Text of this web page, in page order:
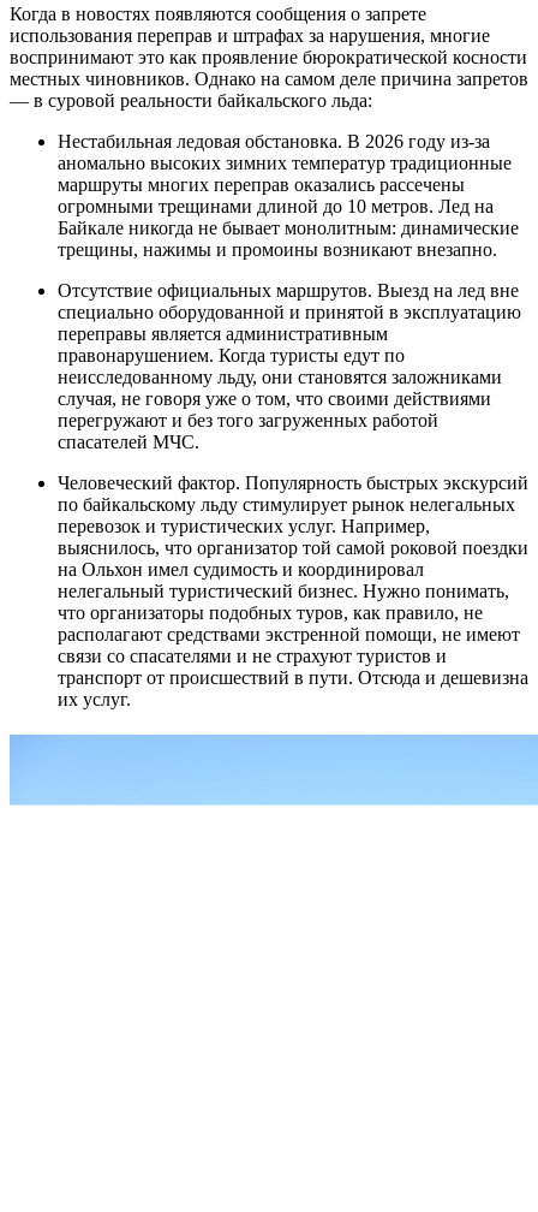
Когда в новостях появляются сообщения о запрете
использования переправ и штрафах за нарушения, многие
воспринимают это как проявление бюрократической косности
местных чиновников. Однако на самом деле причина запретов
— в суровой реальности байкальского льда:
Нестабильная ледовая обстановка. В 2026 году из-за
аномально высоких зимних температур традиционные
маршруты многих переправ оказались рассечены
огромными трещинами длиной до 10 метров. Лед на
Байкале никогда не бывает монолитным: динамические
трещины, нажимы и промоины возникают внезапно.
Отсутствие официальных маршрутов. Выезд на лед вне
специально оборудованной и принятой в эксплуатацию
переправы является административным
правонарушением. Когда туристы едут по
неисследованному льду, они становятся заложниками
случая, не говоря уже о том, что своими действиями
перегружают и без того загруженных работой
спасателей МЧС.
Человеческий фактор. Популярность быстрых экскурсий
по байкальскому льду стимулирует рынок нелегальных
перевозок и туристических услуг. Например,
выяснилось, что организатор той самой роковой поездки
на Ольхон имел судимость и координировал
нелегальный туристический бизнес. Нужно понимать,
что организаторы подобных туров, как правило, не
располагают средствами экстренной помощи, не имеют
связи со спасателями и не страхуют туристов и
транспорт от происшествий в пути. Отсюда и дешевизна
их услуг.